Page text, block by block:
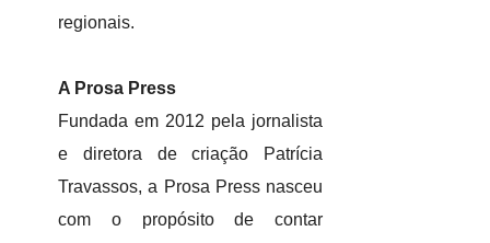
regionais.
A Prosa Press
Fundada em 2012 pela jornalista
e diretora de criação Patrícia
Travassos, a Prosa Press nasceu
com o propósito de contar